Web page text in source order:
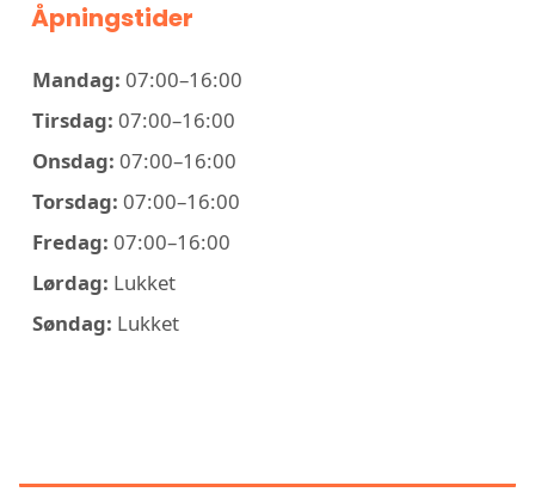
Åpningstider
Mandag: 07:00–16:00
Tirsdag: 07:00–16:00
Onsdag: 07:00–16:00
Torsdag: 07:00–16:00
Fredag: 07:00–16:00
Lørdag: Lukket
Søndag: Lukket